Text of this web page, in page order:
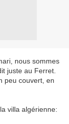
nous sommes
juste au Ferret.
peu couvert, en
villa algérienne: